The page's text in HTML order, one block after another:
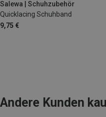
Salewa | Schuhzubehör
Quicklacing Schuhband
9,75 €
Andere Kunden